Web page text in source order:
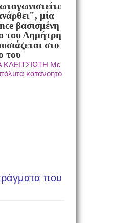
μία
βασισμένη
του Δημήτρη
στο
του
ΚΛΕΙΤΣΙΩΤΗ Με
κατανοητό
που